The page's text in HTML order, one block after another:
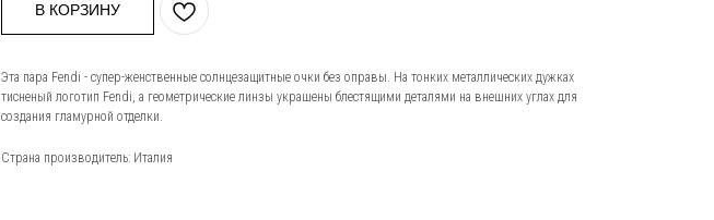
В КОРЗИНУ
Эта пара Fendi - супер-женственные солнцезащитные очки без оправы. На тонких металлических дужках
тисненый логотип Fendi, а геометрические линзы украшены блестящими деталями на внешних углах для
создания гламурной отделки.
Страна производитель: Италия